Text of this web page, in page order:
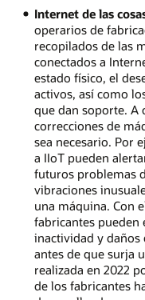
Internet de las
operarios de
recopilados de las
conectados a
estado físico, el
activos, así como
que dan soporte. A
correcciones de
sea necesario. Por
a IIoT pueden
futuros problemas
vibraciones
una máquina. Con
fabricantes pueden
inactividad y
antes de que surja
realizada en 2022
de los fabricantes